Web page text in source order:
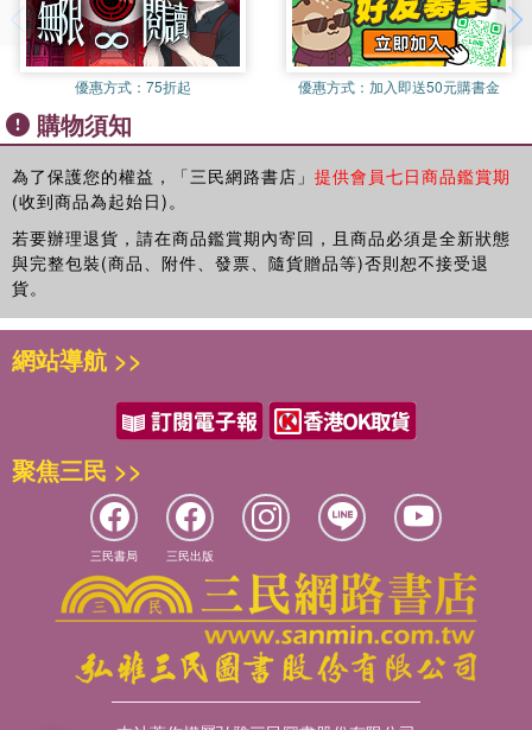
三位當紅收納專家教的
超級整理收納規則
Lesson①山下秀子小姐直傳 挑戰讓每日心情變愉悅的最新斷
捨離！
Lesson②小松易先生傳授 每天十五分鐘！區塊式輕鬆整理企
Lesson③中山真由美小姐傳授 把幸福喚進家裡！雜亂不復發
收納術
視場所收納！利用竹簍、箱子、百元商品…etc.
清爽整理！
客廳
廚房
衛生間
範本①參觀裝箱達人的客廳
範本②參觀百元商品達人的廚房
利用排水板．組合櫃．百元商品
自製簡單可愛的家具
收關收納盒
玩具收納小廚房
優惠方式： 75折起 優惠方式： 加入即送50元購書金
購物須知
為了保護您的權益，「三民網路書店」 提供會員七日商品鑑賞期
(收到商品為起始日)。
若要辦理退貨，請在商品鑑賞期內寄回，且商品必須是全新狀態
與完整包裝(商品、附件、發票、隨貨贈品等)否則恕不接受退
貨。
網站導航 >>
聚焦三民 >>
三民書局 三民出版